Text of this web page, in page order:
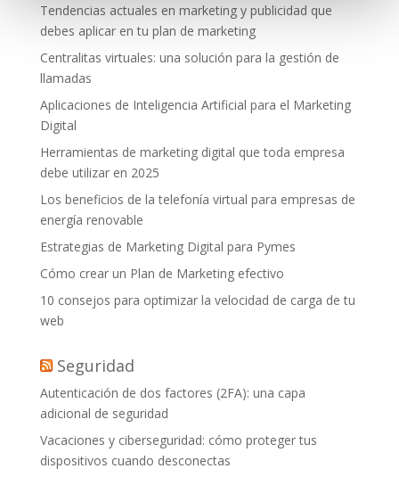
Tendencias actuales en marketing y publicidad que
debes aplicar en tu plan de marketing
Centralitas virtuales: una solución para la gestión de
llamadas
Aplicaciones de Inteligencia Artificial para el Marketing
Digital
Herramientas de marketing digital que toda empresa
debe utilizar en 2025
Los beneficios de la telefonía virtual para empresas de
energía renovable
Estrategias de Marketing Digital para Pymes
Cómo crear un Plan de Marketing efectivo
10 consejos para optimizar la velocidad de carga de tu
web
Seguridad
Autenticación de dos factores (2FA): una capa
adicional de seguridad
Vacaciones y ciberseguridad: cómo proteger tus
dispositivos cuando desconectas